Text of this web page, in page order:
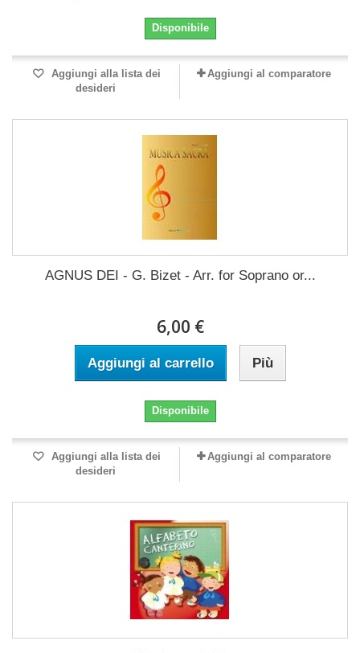
Disponibile
Aggiungi alla lista dei
desideri
Aggiungi al comparatore
AGNUS DEI - G. Bizet - Arr. for Soprano or...
6,00 €
Aggiungi al carrello Più
Disponibile
Aggiungi alla lista dei
desideri
Aggiungi al comparatore